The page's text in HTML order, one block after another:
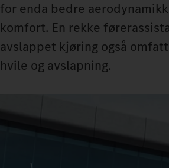
for enda bedre
komfort. En rekke
avslappet kjøring også
hvile og avslapning.